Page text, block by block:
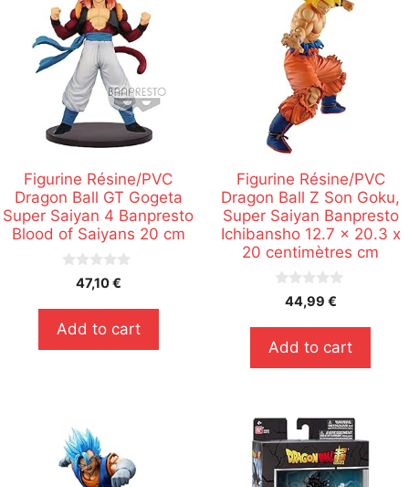
Figurine Résine/PVC
Dragon Ball GT Gogeta
Super Saiyan 4 Banpresto
Blood of Saiyans 20 cm
s
5
47,10€
Add to cart
Figurine Résine/PVC
Dragon Ball Z Son Goku,
Super Saiyan Banpresto
Ichibansho 12.7 x 20.3 x
20 centimètres cm
s
5
44,99 €
Add to cart